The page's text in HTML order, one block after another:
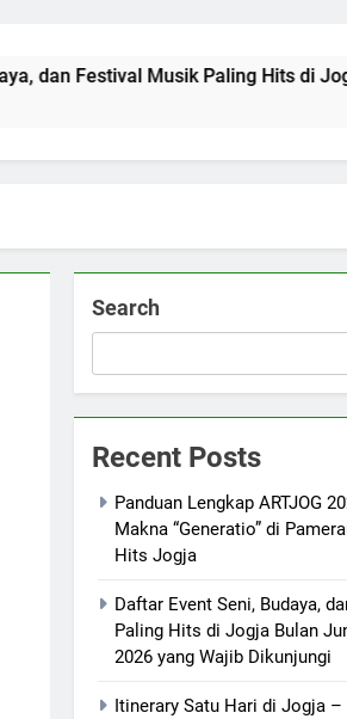
Musik Paling Hits di Jogja Bulan
Search
Recent Posts
Panduan Lengkap ARTJOG
Makna “Generatio” di
Hits Jogja
Daftar Event Seni, Budaya,
Paling Hits di Jogja Bulan
2026 yang Wajib Dikunjungi
Itinerary Satu Hari di Jogja –